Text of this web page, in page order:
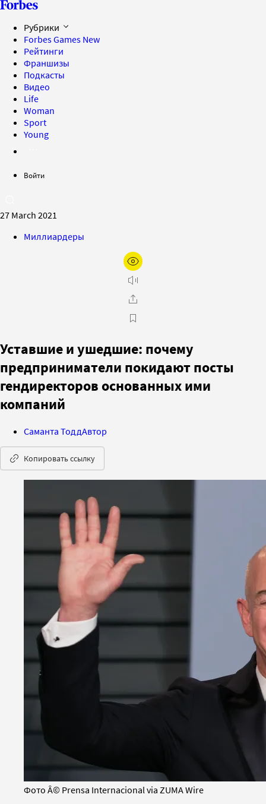
Рубрики
Forbes Games New
Рейтинги
Франшизы
Подкасты
Видео
Life
Woman
Sport
Young
Войти
27 March 2021
Миллиардеры
Уставшие и ушедшие: почему
предприниматели покидают посты
гендиректоров основанных ими
компаний
Саманта ТоддАвтор
Копировать ссылку
Фото Â© Prensa Internacional via ZUMA Wirе